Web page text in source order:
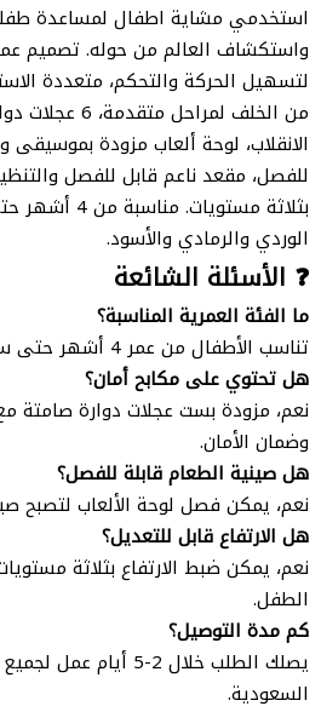
استخدمي مشاية اطفال لمساعدة
لتسهيل الحركة والتحكم، متعددة
من الخلف
الانقلاب، لوحة ألعاب مزودة بموسيقى
للفصل، مقعد ناعم قابل للفصل
بثلاثة
الوردي والرمادي والأسود.
❓ الأسئلة الشائعة
ما الفئة العمرية المناسبة؟
تناسب الأطفال من عمر 4 أشهر حتى سنتين.
هل تحتوي على مكابح أمان؟
نعم، مزودة بست عجلات دوارة صامتة
وضمان الأمان.
هل صينية الطعام قابلة للفصل؟
نعم، يمكن فصل لوحة الألعاب لتصبح
هل الارتفاع قابل للتعديل؟
نعم، يمكن ضبط الارتفاع بثلاثة
الطفل.
كم مدة التوصيل؟
يصلك الطلب خلال 2-5
السعودية.